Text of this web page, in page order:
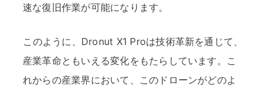
速な復旧作業が可能になります。
このように、Dronut X1 Proは技術革新を通じて、
産業革命ともいえる変化をもたらしています。こ
れからの産業界において、このドローンがどのよ